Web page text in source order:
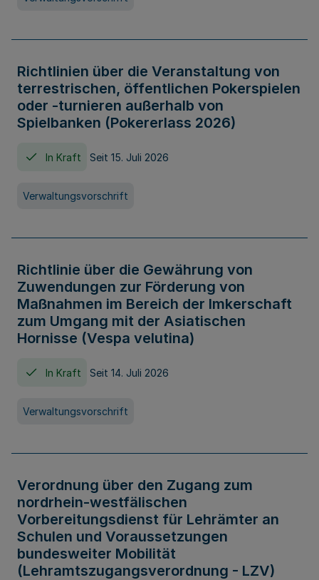
Richtlinien über die Veranstaltung von
terrestrischen, öffentlichen Pokerspielen
oder -turnieren außerhalb von
Spielbanken (Pokererlass 2026)
In Kraft Seit 15. Juli 2026
Verwaltungsvorschrift
Richtlinie über die Gewährung von
Zuwendungen zur Förderung von
Maßnahmen im Bereich der Imkerschaft
zum Umgang mit der Asiatischen
Hornisse (Vespa velutina)
In Kraft Seit 14. Juli 2026
Verwaltungsvorschrift
Verordnung über den Zugang zum
nordrhein-westfälischen
Vorbereitungsdienst für Lehrämter an
Schulen und Voraussetzungen
bundesweiter Mobilität
(Lehramtszugangsverordnung - LZV)